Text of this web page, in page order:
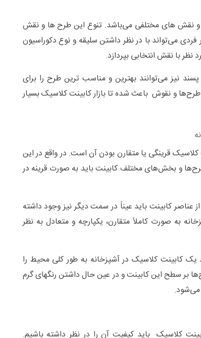
و نقش های مختلفی می‌باشد. تنوع این طرح ها و نقش
می‌تواند با در نظر داشتن سلیقه و نوع دکوراسیون
نظر با نقش انتخابی بپردازد.
نیز می‌توانند بهترین و مناسب ترین طرح را برای
و نقوش باعث شده تا بازار کابینت کلاسیک بسیار
قرینگی یا متقارن بودن آن است. در واقع در این
و بخش‌های مختلف کابینت باید به صورت قرینه در
کابینت باید عیناً در سمت دیگر نیز وجود داشته
به صورت کاملاً متقارن، یکپارچه و متعادل به نظر
یک کابینت کلاسیک در آشپزخانه به طور کلی محیط را
بر سطح این کابینت و در عین حال داشتن رنگهای گرم
می‌شود.
کلاسیک باید کیفیت آن را در نظر داشته باشیم.